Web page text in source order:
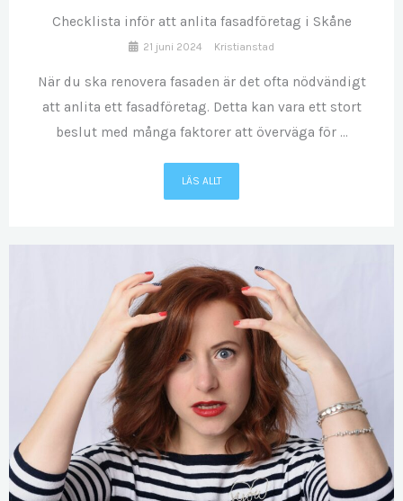
Checklista inför att anlita fasadföretag i Skåne
21 juni 2024 Kristianstad
När du ska renovera fasaden är det ofta nödvändigt
att anlita ett fasadföretag. Detta kan vara ett stort
beslut med många faktorer att överväga för ...
LÄS ALLT
APR